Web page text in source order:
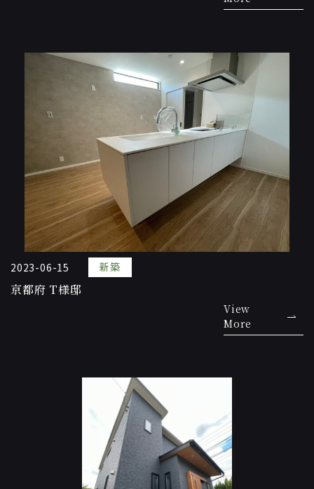
2023-06-15 新築
京都府 T様邸
View
More